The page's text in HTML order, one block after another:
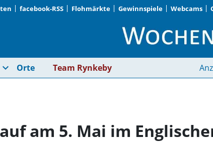
facebook-RSS Flohmärkte Gewinnspiele Webcams
11. Münchner-
expand_more Orte Team Rynkeby
am 5. Mai im